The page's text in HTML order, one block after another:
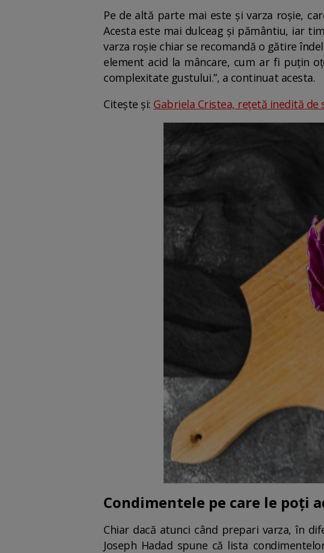
Pe de altă parte mai este și varza roșie,
Acesta este mai dulceag și pământiu, iar
varza roșie chiar se recomandă o gătire
element acid la mâncare, cum ar fi puțin
complexitate gustului.”, a continuat acesta.
Citește și: Gabriela Cristea, rețetă inedită de
Condimentele pe care le poți
Chiar dacă atunci când prepari varza, în
Joseph Hadad spune că lista